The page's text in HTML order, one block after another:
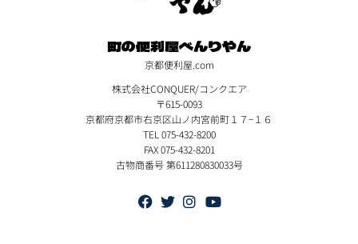
町の便利屋べんりやん
京都便利屋.com
株式会社CONQUER/コンクエア
〒615-0093
京都府京都市右京区山ノ内宮前町１７−１６
TEL 075-432-8200
FAX 075-432-8201
古物商番号 第611280830033号